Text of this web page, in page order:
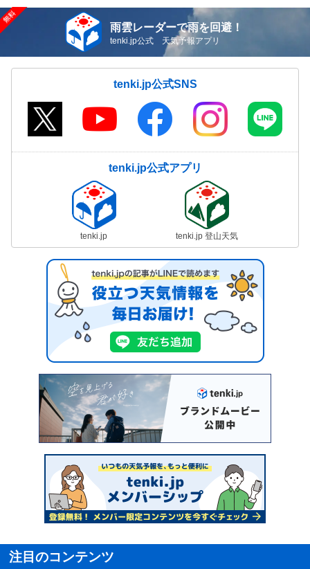
雨雲レーダーで雨を回避！
tenki.jp公式 天気予報アプリ
tenki.jp公式SNS
tenki.jp公式アプリ
tenki.jp tenki.jp 登山天気
注目のコンテンツ